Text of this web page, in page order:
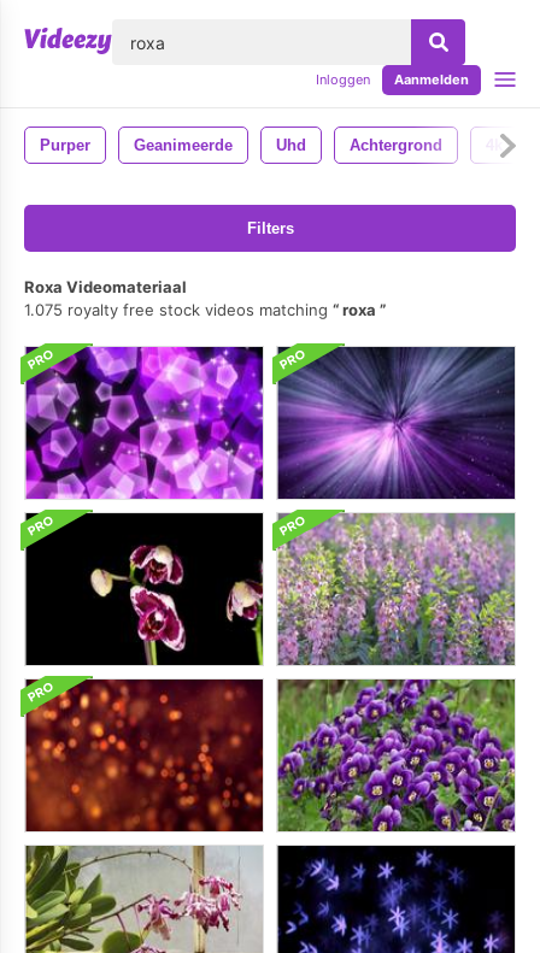
Inloggen Aanmelden
Purper Geanimeerde Uhd Achtergrond 4k
Filters
Roxa Videomateriaal
1.075 royalty free stock videos matching
roxa